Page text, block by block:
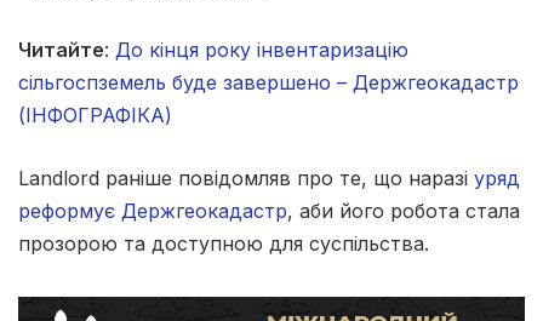
Читайте: До кінця року інвентаризацію
сільгоспземель буде завершено – Держгеокадастр
(ІНФОГРАФІКА)
Landlord раніше повідомляв про те, що наразі уряд
реформує Держгеокадастр, аби його робота стала
прозорою та доступною для суспільства.